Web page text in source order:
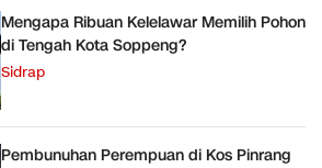
Mengapa Ribuan Kelelawar Memilih Pohon
di Tengah Kota Soppeng?
Sidrap
Pembunuhan Perempuan di Kos Pinrang